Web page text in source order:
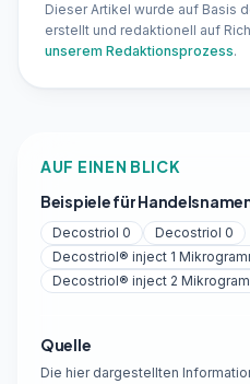
Dieser Artikel wurde auf Basis
erstellt und redaktionell auf
unserem Redaktionsprozess.
AUF EINEN BLICK
Beispiele für
Decostriol 0
Decostriol 0
Decostriol® inject 1
Decostriol® inject 2
Quelle
Die hier dargestellten